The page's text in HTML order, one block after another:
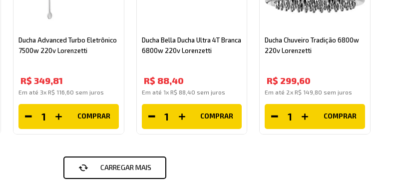
Ducha Advanced Turbo Eletrônico
7500w 220v Lorenzetti
R$ 349,81
Em até 3xR$ 116 ,60 sem juros
COMPRAR
Ducha Bella Ducha Ultra 4T Branca
6800w 220v Lorenzetti
R$ 88,40
Em até 1x R$ 88 40 sem juros
COMPRAR
Ducha Chuveiro Tradição 6800w
220v Lorenzetti
R$ 299,60
Em até 2xR$ 149 80 sem juros
COMPRAR